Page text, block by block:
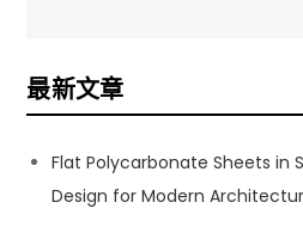
最新文章
Flat Polycarbonate Sheets in
Design for Modern